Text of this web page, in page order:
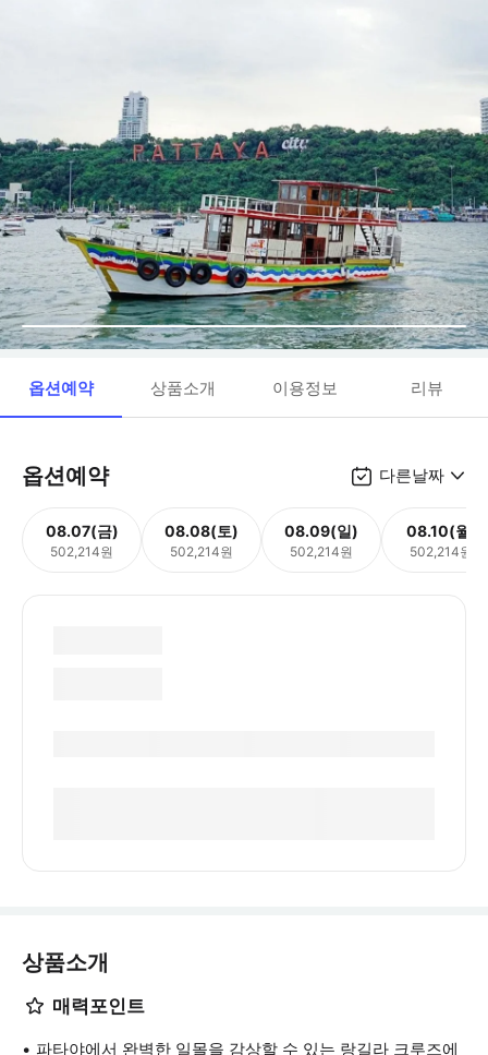
옵션예약 상품소개 이용정보 리뷰
옵션예약 다른날짜
08.07(금)
502,214원
08.08(토)
502,214원
08.09(일)
502,214원
08.10(월)
502,214원
상품소개
매력포인트
파타야에서 완벽한 일몰을 감상할 수 있는 랑길라 크루즈에